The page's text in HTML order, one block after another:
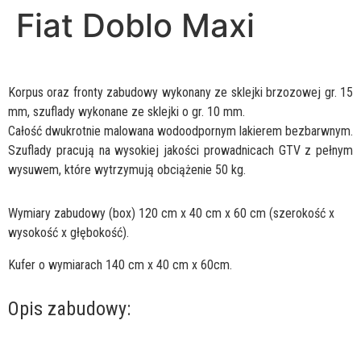
Fiat Doblo Maxi
Korpus oraz fronty zabudowy wykonany ze sklejki brzozowej gr. 15
mm, szuflady wykonane ze sklejki o gr. 10 mm.
Całość dwukrotnie malowana wodoodpornym lakierem bezbarwnym.
Szuflady pracują na wysokiej jakości prowadnicach GTV z pełnym
wysuwem, które wytrzymują obciążenie 50 kg.
Wymiary zabudowy (box) 120 cm x 40 cm x 60 cm (szerokość x
wysokość x głębokość).
Kufer o wymiarach 140 cm x 40 cm x 60cm.
Opis zabudowy: